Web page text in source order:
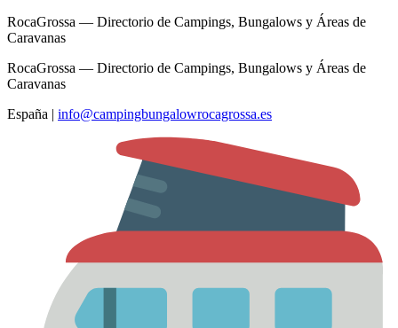
RocaGrossa — Directorio de Campings, Bungalows y Áreas de
Caravanas
RocaGrossa — Directorio de Campings, Bungalows y Áreas de
Caravanas
España | info@campingbungalowrocagrossa.es